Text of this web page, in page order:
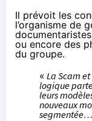
Il prévoit les
l’organisme de
ou encore des
du groupe.
« La Scam et
logique
leurs
nouveaux